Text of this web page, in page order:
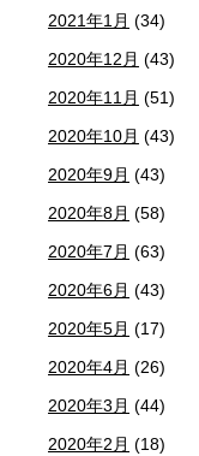
2021年1月 (34)
2020年12月 (43)
2020年11月 (51)
2020年10月 (43)
2020年9月 (43)
2020年8月 (58)
2020年7月 (63)
2020年6月 (43)
2020年5月 (17)
2020年4月 (26)
2020年3月 (44)
2020年2月 (18)